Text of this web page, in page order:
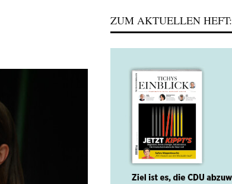
ZUM AKTUELLEN HEFT: